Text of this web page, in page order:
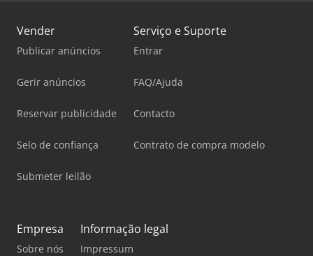
Vender
Publicar anúncios
Gerir anúncios
Reservar publicidade
Selo de confiança
Submeter leilão
Serviço e Suporte
Entrar
FAQ/Ajuda
Contacto
Contrato de compra modelo
Empresa
Sobre nós
Informação legal
Impressum